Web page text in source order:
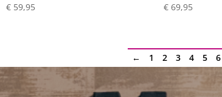
€ 59,95
€69,95
← 1 2 3 4 5 6